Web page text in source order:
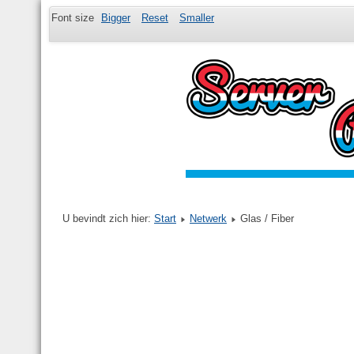
Font size Bigger Reset Smaller
U bevindt zich hier: Start Netwerk Glas / Fiber